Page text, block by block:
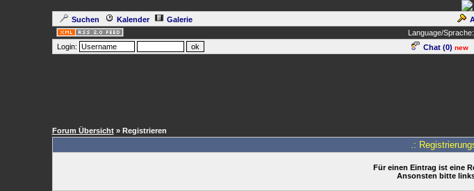
Suchen Kalender Galerie
Language/Sprache:
Login:
Chat (0) new
Forum Übersicht» Registrieren
.:
Für einen Eintrag ist eine
Ansonsten bitte